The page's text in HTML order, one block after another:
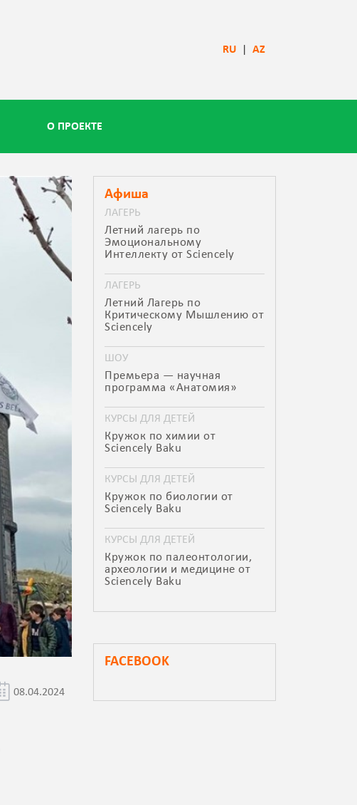
RU| AZ
О ПРОЕКТЕ
08.04.2024
Афиша
ЛАГЕРЬ
Летний лагерь по
Эмоциональному
Интеллекту от Sciencely
ЛАГЕРЬ
Летний Лагерь по
Критическому Мышлению от
Sciencely
ШОУ
Премьера — научная
программа «Анатомия»
КУРСЫ ДЛЯ ДЕТЕЙ
Кружок по химии от
Sciencely Baku
КУРСЫ ДЛЯ ДЕТЕЙ
Кружок по биологии от
Sciencely Baku
КУРСЫ ДЛЯ ДЕТЕЙ
Кружок по палеонтологии,
археологии и медицине от
Sciencely Baku
FACEBOOK